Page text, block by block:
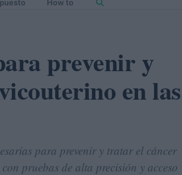
How to
prevenir y
en las
para prevenir y tratar el cáncer
pruebas de alta precisión y acceso